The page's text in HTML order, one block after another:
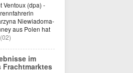
Ventoux (dpa) -
Niewiadoma-
aus Polen hat
(02)
im
Frachtmarktes